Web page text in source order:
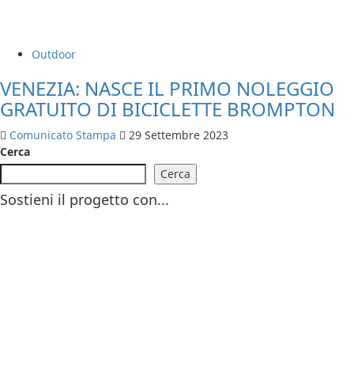
Outdoor
VENEZIA: NASCE IL PRIMO NOLEGGIO
GRATUITO DI BICICLETTE BROMPTON
Comunicato Stampa
29 Settembre 2023
Cerca
Cerca
Sostieni il progetto con...